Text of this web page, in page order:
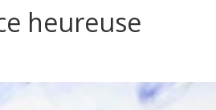
heureuse